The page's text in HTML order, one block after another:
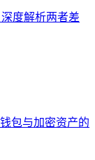
度解析两者差
包与加密资产的